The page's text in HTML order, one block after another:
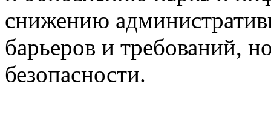
снижению
барьеров и требований,
безопасности.